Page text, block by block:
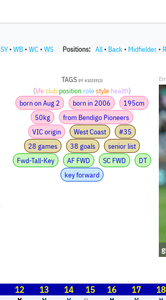
SY• WB • WC • WS Positions: All • Back • Midfielder •